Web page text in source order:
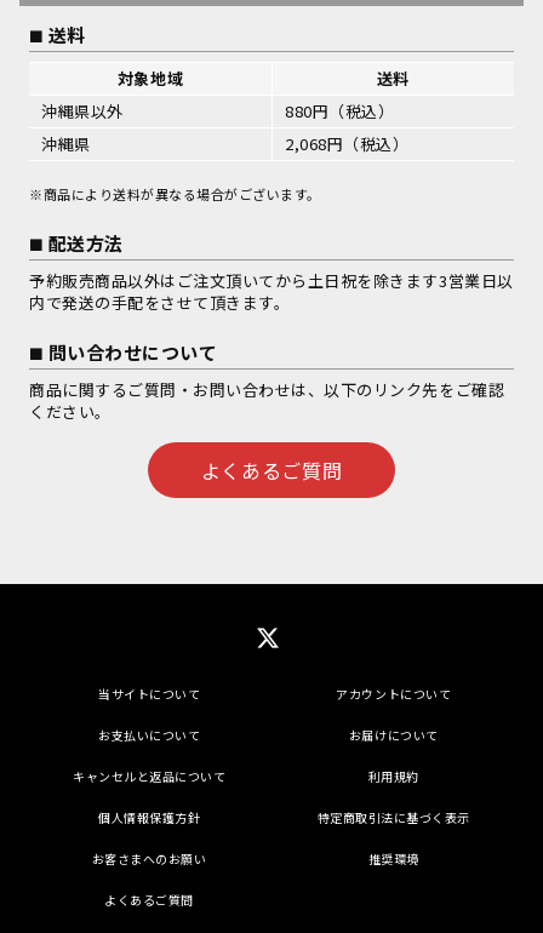
送料
対象地域
送料
沖縄県以外
880円（税込）
沖縄県
2,068円（税込）
※商品により送料が異なる場合がございます。
配送方法
予約販売商品以外はご注文頂いてから土日祝を除きます3営業日以
内で発送の手配をさせて頂きます。
問い合わせについて
商品に関するご質問・お問い合わせは、以下のリンク先をご確認
ください。
よくあるご質問
当サイトについて アカウントについて
お支払いについて お届けについて
キャンセルと返品について 利用規約
個人情報保護方針 特定商取引法に基づく表示
お客さまへのお願い 推奨環境
よくあるご質問